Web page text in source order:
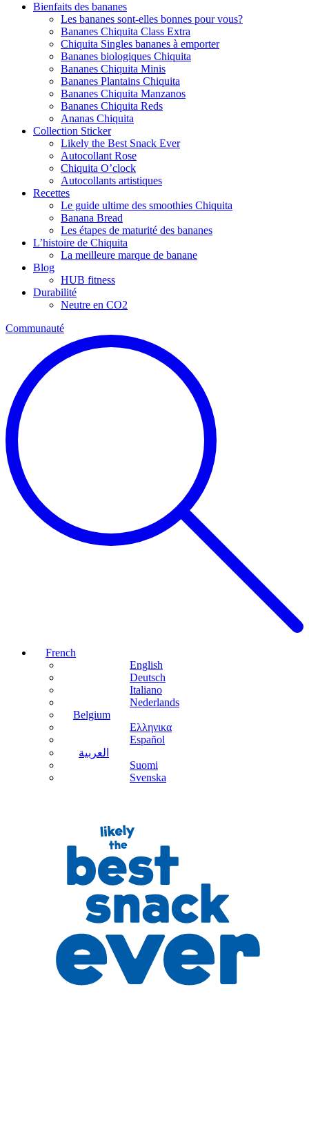
Bienfaits des bananes
Les bananes sont-elles bonnes pour vous?
Bananes Chiquita Class Extra
Chiquita Singles bananes à emporter
Bananes biologiques Chiquita
Bananes Chiquita Minis
Bananes Plantains Chiquita
Bananes Chiquita Manzanos
Bananes Chiquita Reds
Ananas Chiquita
Collection Sticker
Likely the Best Snack Ever
Autocollant Rose
Chiquita O’clock
Autocollants artistiques
Recettes
Le guide ultime des smoothies Chiquita
Banana Bread
Les étapes de maturité des bananes
L’histoire de Chiquita
La meilleure marque de banane
Blog
HUB fitness
Durabilité
Neutre en CO2
Communauté
French
English
Deutsch
Italiano
Nederlands
Belgium
Ελληνικα
Español
العربية
Suomi
Svenska